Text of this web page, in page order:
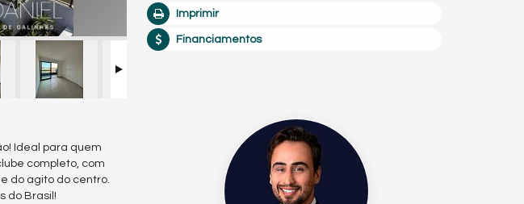
Imprimir
Financiamentos
Ideal para quem
completo, com
do agito do centro.
do Brasil!